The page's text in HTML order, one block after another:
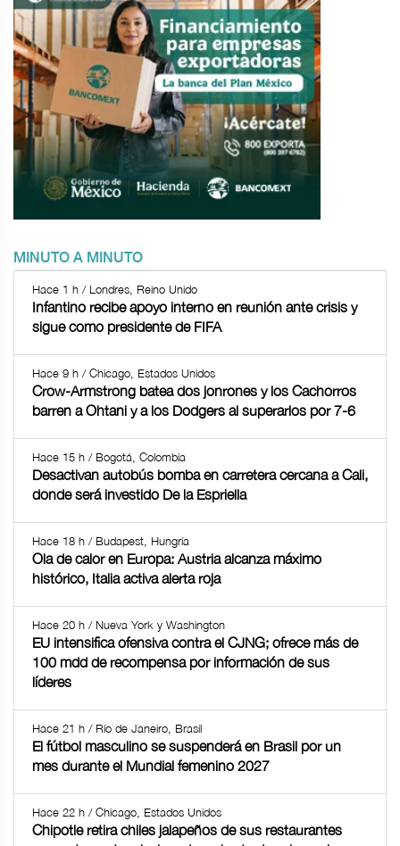
MINUTO A MINUTO
Hace 1 h / Londres, Reino Unido
Infantino recibe apoyo interno en reunión ante crisis y
sigue como presidente de FIFA
Hace 9 h / Chicago, Estados Unidos
Crow-Armstrong batea dos jonrones y los Cachorros
barren a Ohtani y a los Dodgers al superarlos por 7-6
Hace 15 h / Bogotá, Colombia
Desactivan autobús bomba en carretera cercana a Cali,
donde será investido De la Espriella
Hace 18 h / Budapest, Hungría
Ola de calor en Europa: Austria alcanza máximo
histórico, Italia activa alerta roja
Hace 20 h / Nueva York y Washington
EU intensifica ofensiva contra el CJNG; ofrece más de
100 mdd de recompensa por información de sus
líderes
Hace 21 h / Río de Janeiro, Brasil
El fútbol masculino se suspenderá en Brasil por un
mes durante el Mundial femenino 2027
Hace 22 h / Chicago, Estados Unidos
Chipotle retira chiles jalapeños de sus restaurantes